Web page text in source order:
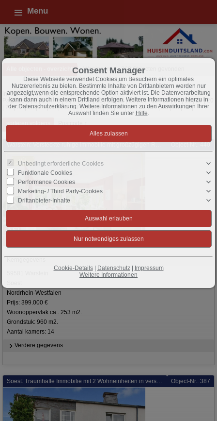
Menu
Alle objecten - overzicht Woningen 369 Objecten gevonden
invoeringen 21 tot 30 vanaf 369
Paginae1|2 |3|4 |5|6|7 |8|9|10|11|12 |13|14 |15|16|17| 18|19 |20
21|22|23|24|25|26|27 |28|29 |30|31|32| 33 |34 |35|36|37|
Warstein: Versteckte ruhige Immobilie mit großzügigen Räumen sucht Liebhaber und Gnießer Object-Nr.: 440
13
Nordrhein-Westfalen
Prijs: 399.000 €
Woonoppervlak ca.: 253 m2.
Grondstuk: 960 m2.
Aantal kamers: 14
Verdere gegevens
Object-Nr.: 387
Consent Manager
Diese Webseite verwendet Cookies,um Besuchern ein optimales
Nutzererlebnis zu bieten. Bestimmte Inhalte von Drittanbietern werden nur
angezeigt,wenn die entsprechende Option aktiviert ist. Die Datenverarbeitung
kann dann auch in einem Drittland erfolgen. Weitere Informationen hierzu in
der Datenschutzerklärung. Weitere Informationen zu den Auswirkungen Ihrer
Auswahl finden Sie unter Hilfe
Unbedingt erforderliche Cookies
Funktionale Cookies
Performance Cookies
Marketing- / Third Party-Cookies
Drittanbieter-Inhalte
Cookie-Details| Datenschutz| Impressum
Weitere Informationen